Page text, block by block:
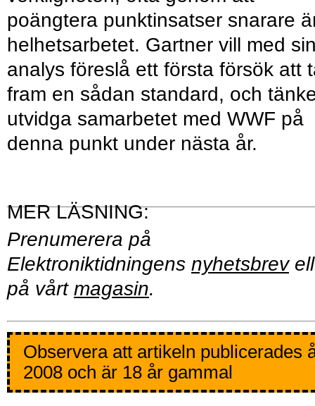
poängtera punktinsatser snarare
helhetsarbetet. Gartner vill med
analys föreslå ett första försök att
fram en sådan standard, och
utvidga samarbetet med WWF på
denna punkt under nästa år.
Prenumerera på
Elektroniktidningens nyhetsbrev
på vårt magasin.
Observera att artikeln publicerades
2008 och är 18 år gammal